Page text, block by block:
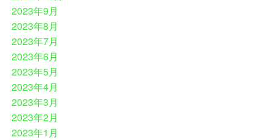
2023年9月
2023年8月
2023年7月
2023年6月
2023年5月
2023年4月
2023年3月
2023年2月
2023年1月